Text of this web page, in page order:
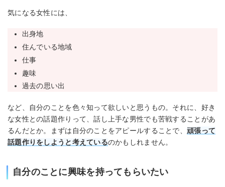
気になる女性には、
出身地
住んでいる地域
仕事
趣味
過去の思い出
など、自分のことを色々知って欲しいと思うもの。それに、好き
な女性との話題作りって、話し上手な男性でも苦戦することがあ
るんだとか。まずは自分のことをアピールすることで、 頑張って
話題作りをしようと考えているのかもしれません。
自分のことに興味を持ってもらいたい